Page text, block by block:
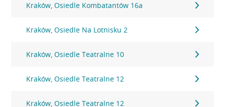
Kraków, Osiedle Kombatantów 16a
Kraków, Osiedle Na Lotnisku 2
Kraków, Osiedle Teatralne 10
Kraków, Osiedle Teatralne 12
Kraków, Osiedle Teatralne 12